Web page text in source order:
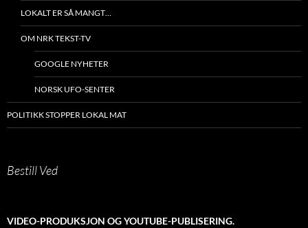
LOKALT ER SÅ MANGT…
OM NRK TEKST-TV
GOOGLE NYHETER
NORSK UFO-SENTER
POLITIKK STOPPER LOKAL MAT
Bestill Ved
VIDEO-PRODUKSJON OG YOUTUBE-PUBLISERING.